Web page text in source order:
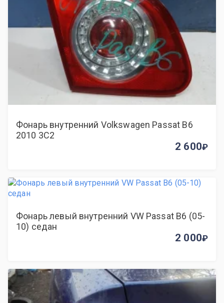
Фонарь внутренний Volkswagen Passat B6
2010 3C2
2 600
Фонарь левый внутренний VW Passat B6 (05-
10) седан
2 000